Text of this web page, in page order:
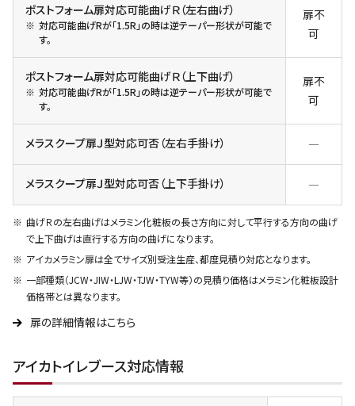
ポストフォーム扉対応可能曲げＲ（左右曲げ）
対応可能曲げRが「1.5R」の時は逆テーパー形状が可能で
す。
扉不
可
ポストフォーム扉対応可能曲げＲ（上下曲げ）
対応可能曲げRが「1.5R」の時は逆テーパー形状が可能で
す。
扉不
可
メラスクープ扉Ｊ型対応可否（左右手掛け） ―
メラスクープ扉Ｊ型対応可否（上下手掛け） ―
曲げＲの左右曲げはメラミン化粧板の長さ方向に対して平行する方向の曲げ
で上下曲げは直行する方向の曲げになります。
アイカメラミン扉は全てサイズ別受注生産、都度見積り対応となります。
一部種類（JCW・JIW・LJW・TJW・TYW等）の見積り価格はメラミン化粧板設計
価格帯とは異なります。
扉の詳細情報はこちら
アイカトイレブース対応情報